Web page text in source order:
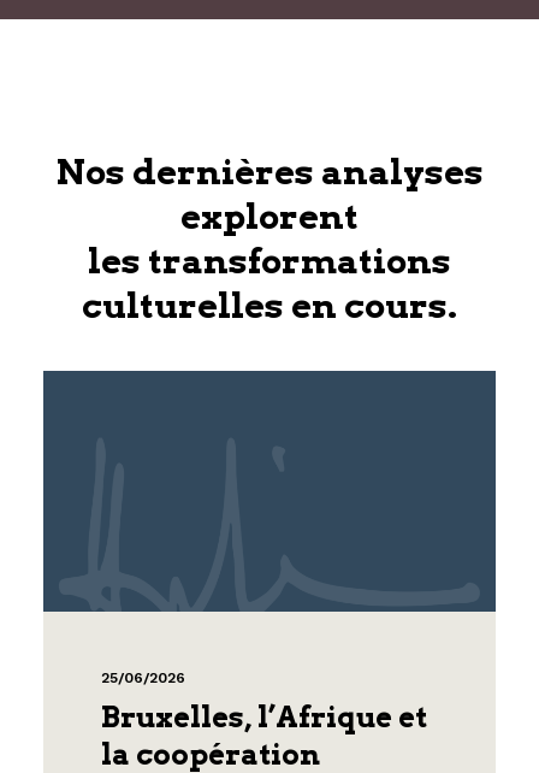
Nos dernières analyses
explorent
les transformations
culturelles en cours.
25/06/2026
Bruxelles, l’Afrique et
la coopération